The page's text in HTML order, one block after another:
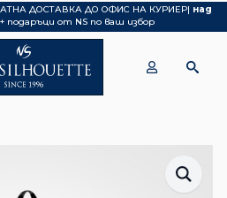
ДОСТАВКА ДО ОФИС НА КУРИЕР| над
подаръци от NS по ваш избор